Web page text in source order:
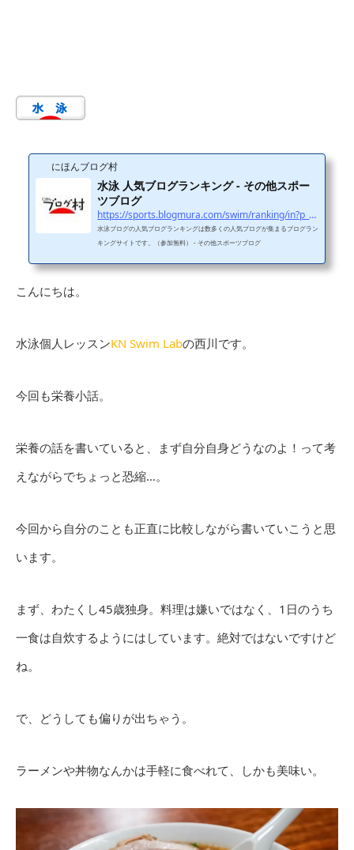
にほんブログ村
水泳 人気ブログランキング - その他スポー
ツブログ
https://sports.blogmura.com/swim/ranking/in?p_cid=11114970
水泳ブログの人気ブログランキングは数多くの人気ブログが集まるブログラン
キングサイトです。（参加無料） - その他スポーツブログ
こんにちは。
水泳個人レッスンKN Swim Labの西川です。
今回も栄養小話。
栄養の話を書いていると、まず自分自身どうなのよ！って考
えながらでちょっと恐縮…。
今回から自分のことも正直に比較しながら書いていこうと思
います。
まず、わたくし45歳独身。料理は嫌いではなく、1日のうち
一食は自炊するようにはしています。絶対ではないですけど
ね。
で、どうしても偏りが出ちゃう。
ラーメンや丼物なんかは手軽に食べれて、しかも美味い。